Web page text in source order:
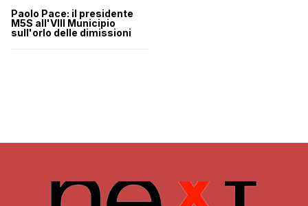
Paolo Pace: il presidente
M5S all'VIII Municipio
sull'orlo delle dimissioni